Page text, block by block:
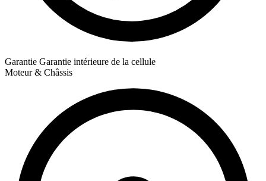
Garantie Garantie intérieure de la cellule
Moteur & Châssis